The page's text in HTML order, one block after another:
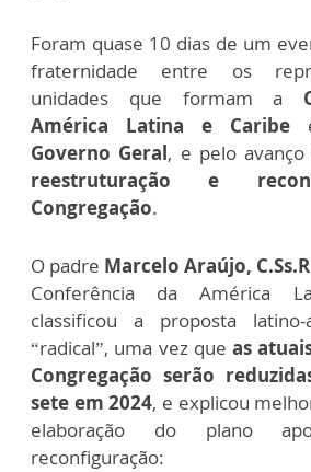
Foram quase 10 dias de um
fraternidade entre os
unidades que formam a
América Latina e Caribe
Governo Geral, e pelo avanço
reestruturação e
Congregação.
O padre Marcelo Araújo,
Conferência da América
classificou a proposta latino-
“radical”, uma vez que as
Congregação serão
sete em 2024, e explicou
elaboração do plano
reconfiguração: